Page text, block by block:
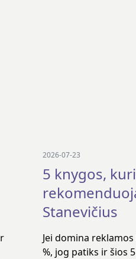
2026-07-23
5 knygos,
Stanevičius
Jei domina
%, jog patiks ir šios 5